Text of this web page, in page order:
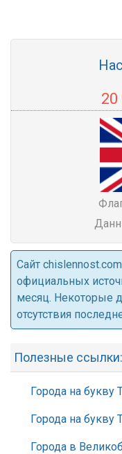
20
Cайт
официальных
месяц. Некоторые
отсутствия
Полезные ссылки:
Города на букву
Города на букву
Города в